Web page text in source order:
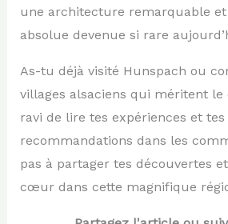
une architecture remarquable
absolue devenue si rare
As-tu déjà visité Hunspach ou
villages alsaciens qui méritent le
ravi de lire tes expériences et tes
recommandations dans les
pas à partager tes découvertes
cœur dans cette magnifique